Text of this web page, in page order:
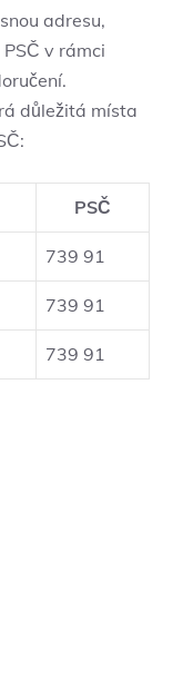
adresu,
v rámci
důležitá místa
PSČ
739 91
739 91
739 91